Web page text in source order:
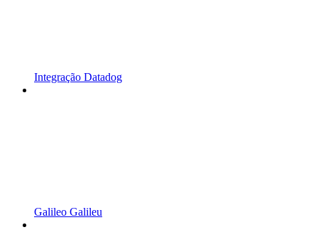
Integração Datadog
Galileo Galileu